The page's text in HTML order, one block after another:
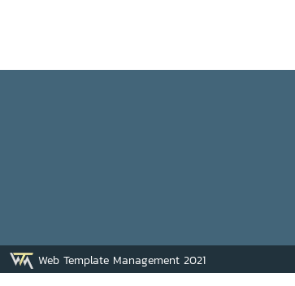
Web Template Management 2021